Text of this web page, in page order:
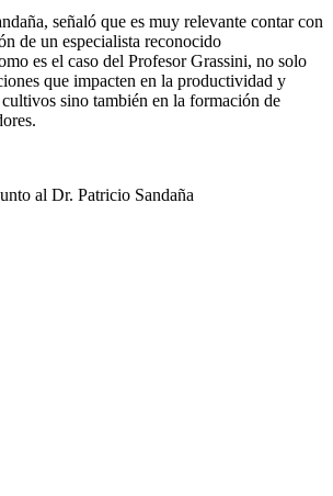
señaló que es muy relevante contar con
de un especialista reconocido
es el caso del Profesor Grassini, no solo
que impacten en la productividad y
sino también en la formación de
al Dr. Patricio Sandaña